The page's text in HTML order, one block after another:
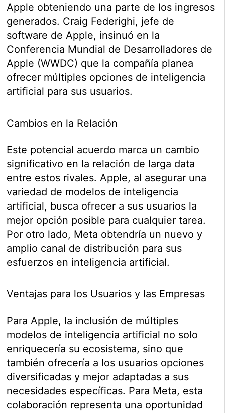
Apple obteniendo una parte de los ingresos
generados. Craig Federighi, jefe de
software de Apple, insinuó en la
Conferencia Mundial de Desarrolladores de
Apple (WWDC) que la compañía planea
ofrecer múltiples opciones de inteligencia
artificial para sus usuarios.
Cambios en la Relación
Este potencial acuerdo marca un cambio
significativo en la relación de larga data
entre estos rivales. Apple, al asegurar una
variedad de modelos de inteligencia
artificial, busca ofrecer a sus usuarios la
mejor opción posible para cualquier tarea.
Por otro lado, Meta obtendría un nuevo y
amplio canal de distribución para sus
esfuerzos en inteligencia artificial.
Ventajas para los Usuarios y las Empresas
Para Apple, la inclusión de múltiples
modelos de inteligencia artificial no solo
enriquecería su ecosistema, sino que
también ofrecería a los usuarios opciones
diversificadas y mejor adaptadas a sus
necesidades específicas. Para Meta, esta
colaboración representa una oportunidad